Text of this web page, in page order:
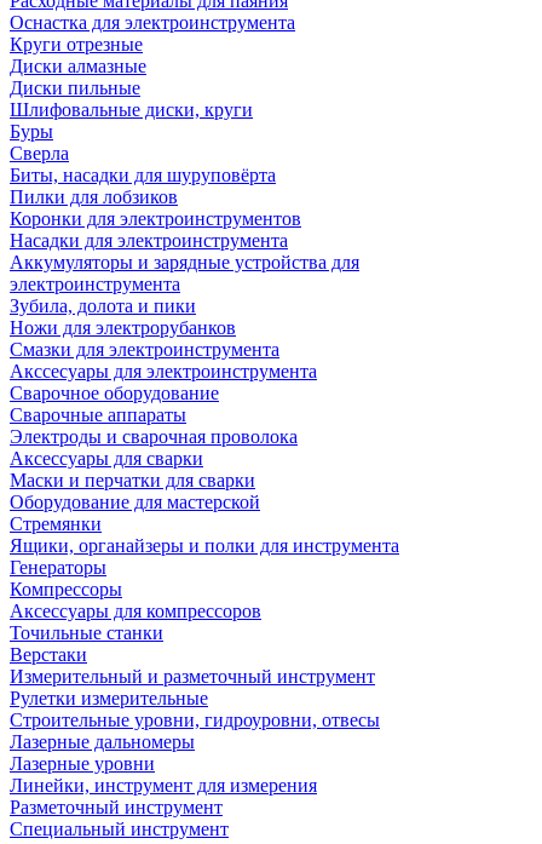
Оснастка для электроинструмента
Круги отрезные
Диски алмазные
Диски пильные
Шлифовальные диски, круги
Буры
Сверла
Биты, насадки для шуруповёрта
Пилки для лобзиков
Коронки для электроинструментов
Насадки для электроинструмента
Аккумуляторы и зарядные устройства для
электроинструмента
Зубила, долота и пики
Ножи для электрорубанков
Смазки для электроинструмента
Акссесуары для электроинструмента
Сварочное оборудование
Сварочные аппараты
Электроды и сварочная проволока
Аксессуары для сварки
Маски и перчатки для сварки
Оборудование для мастерской
Стремянки
Ящики, органайзеры и полки для инструмента
Генераторы
Компрессоры
Аксессуары для компрессоров
Точильные станки
Верстаки
Измерительный и разметочный инструмент
Рулетки измерительные
Строительные уровни, гидроуровни, отвесы
Лазерные дальномеры
Лазерные уровни
Линейки, инструмент для измерения
Разметочный инструмент
Специальный инструмент